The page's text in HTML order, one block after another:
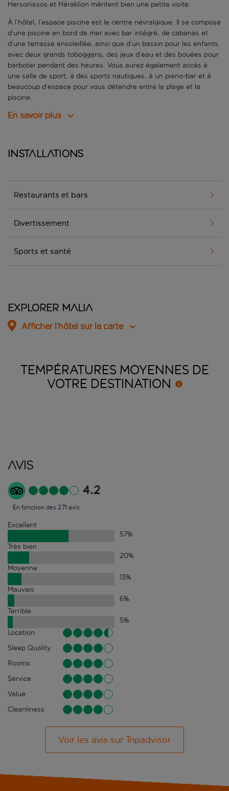
Hersonissos et Héraklion méritent bien une petite visite.
À l’hôtel, l’espace piscine est le centre névralgique. Il se compose
d’une piscine en bord de mer avec bar intégré, de cabanas et
d’une terrasse ensoleillée, ainsi que d’un bassin pour les enfants
avec deux grands toboggans, des jeux d’eau et des bouées pour
barboter pendant des heures. Vous aurez également accès à
une salle de sport, à des sports nautiques, à un piano-bar et à
beaucoup d’espace pour vous détendre entre la plage et la
piscine.
En savoir plus
Installations
Restaurants et bars
Divertissement
Sports et santé
Explorer Malia
Afficher l’hôtel sur la carte
TEMPÉRATURES MOYENNES DE
VOTRE DESTINATION
Avis
4.2
En fonction des 271 avis
Excellent
57%
Très bien
20%
Moyenne
13%
Mauvais
6%
Terrible
5%
Location
Sleep Quality
Rooms
Service
Value
Cleanliness
Voir les avis sur Tripadvisor